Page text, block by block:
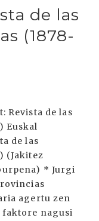
de las
(1878-
Revista de las
Euskal
de las
(Jakitez
* Jurgi
agertu zen
faktore nagusi